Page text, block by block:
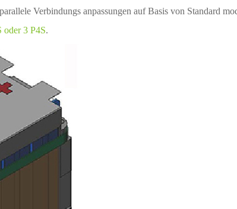
Verbindungs anpassungen auf Basis von Standard
3 P4S.